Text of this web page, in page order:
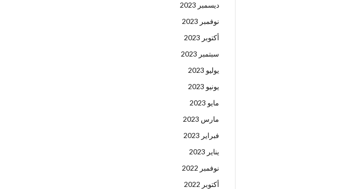
ديسمبر 2023
نوفمبر 2023
أكتوبر 2023
سبتمبر 2023
يوليو 2023
يونيو 2023
مايو 2023
مارس 2023
فبراير 2023
يناير 2023
نوفمبر 2022
أكتوبر 2022